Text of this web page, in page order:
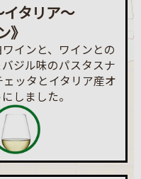
タリア～
》
インと、ワインとの
ジル味のパスタスナ
ッタとイタリア産オ
しました。